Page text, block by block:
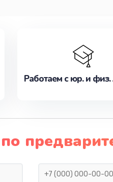
Работаем с юр. и